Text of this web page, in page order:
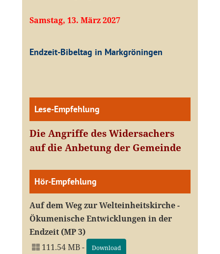
Samstag, 13. März 2027
Endzeit-Bibeltag in Markgröningen
Lese-Empfehlung
Die Angriffe des Widersachers
auf die Anbetung der Gemeinde
Hör-Empfehlung
Auf dem Weg zur Welteinheitskirche -
Ökumenische Entwicklungen in der
Endzeit (MP 3)
111.54 MB -
Download